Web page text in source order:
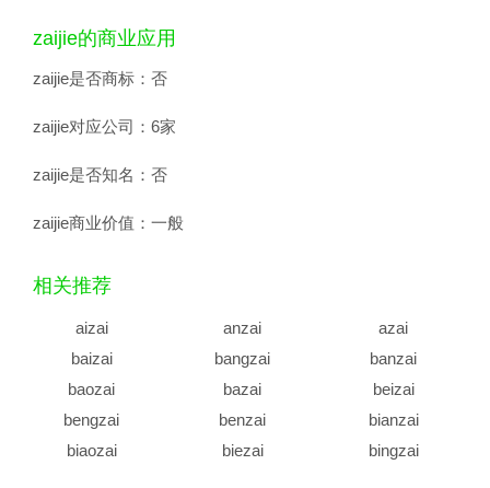
zaijie的商业应用
zaijie是否商标： 否
zaijie对应公司： 6家
zaijie是否知名： 否
zaijie商业价值： 一般
相关推荐
aizai anzai
azai
baizai
bangzai
banzai
baozai
bazai
beizai
bengzai
benzai
bianzai
biaozai
biezai
bingzai